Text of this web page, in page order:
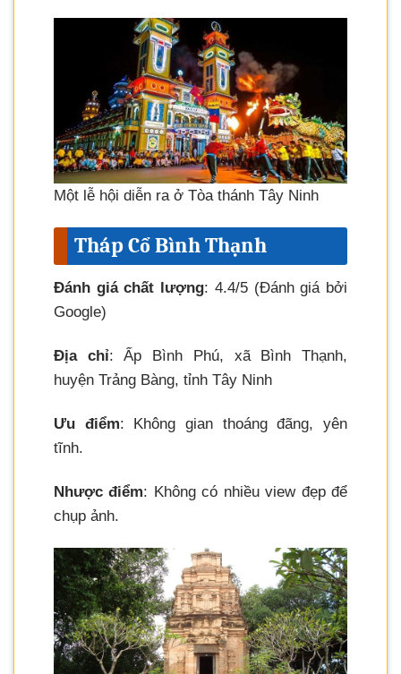
Một lễ hội diễn ra ở Tòa thánh Tây Ninh
Tháp Cổ Bình Thạnh
Đánh giá chất lượng: 4.4/5 (Đánh giá bởi
Google)
Địa chỉ: Ấp Bình Phú, xã Bình Thạnh,
huyện Trảng Bàng, tỉnh Tây Ninh
Ưu điểm: Không gian thoáng đãng, yên
tĩnh.
Nhược điểm: Không có nhiều view đẹp để
chụp ảnh.